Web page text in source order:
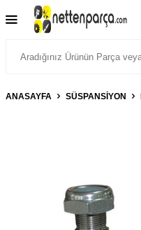
ANASAYFA SÜSPANSIYON